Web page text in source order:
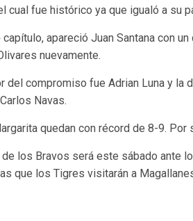
cual fue histórico ya que igualó a su
apareció Juan Santana con
nuevamente.
del compromiso fue Adrian Luna y
Navas.
quedan con récord de 8-9.
los Bravos será este sábado ante
que los Tigres visitarán a